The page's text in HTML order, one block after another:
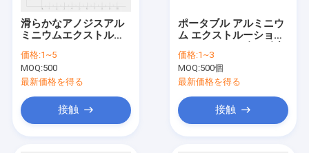
滑らかなアノジスアル
ミニウムエクストルー
クロールマウント耐腐
蝕性
価格:1~5
MOQ:500
最新価格を得る
接触
ポータブル アルミニウ
ム エクストルーション
蝕性
価格:1~3
MOQ:500個
最新価格を得る
接触